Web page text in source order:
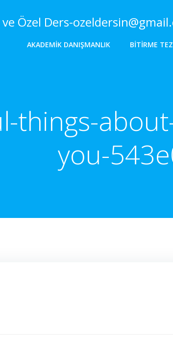
Özel Ders-
AKADEMIK DANIŞMANLIK BITIRME
things-
you-